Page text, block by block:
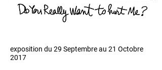
exposition du 29 Septembre au 21 Octobre
2017